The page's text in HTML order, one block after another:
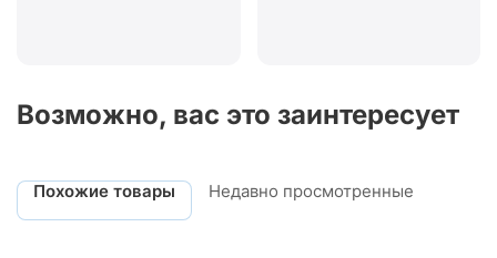
Возможно, вас это заинтересует
Похожие товары Недавно просмотренные